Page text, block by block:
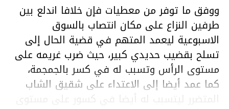
ووفق ما توفر من معطيات فإن خلافا اندلع بين
طرفين النزاع على مكان انتصاب بالسوق
الاسبوعية ليعمد المتهم في قضية الحال إلى
تسلح بقضيب حديدي كبير، حيث ضرب غريمه على
مستوى الرأس وتسبب له في كسر بالجمجمة،
كما عمد أيضا إلى الاعتداء على شقيق الشاب
المتضرر ليتسبب له أيضا في كسور على مستوى